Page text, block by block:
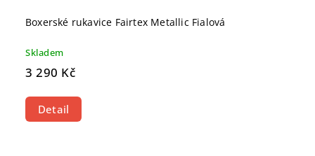
Boxerské rukavice Fairtex Metallic Fialová
Skladem
3 290 Kč
Detail